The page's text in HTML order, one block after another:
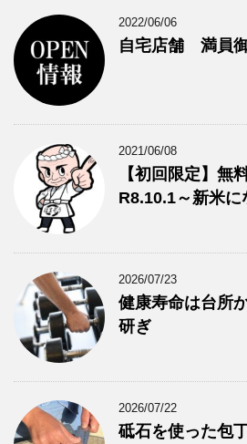
2022/06/06
自宅店舗 満員御
2021/06/08
【初回限定】無
R8.10.1～新米に
2026/07/23
健康寿命は台所
研ぎ
2026/07/22
砥石を使った包